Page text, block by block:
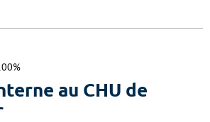
au CHU de